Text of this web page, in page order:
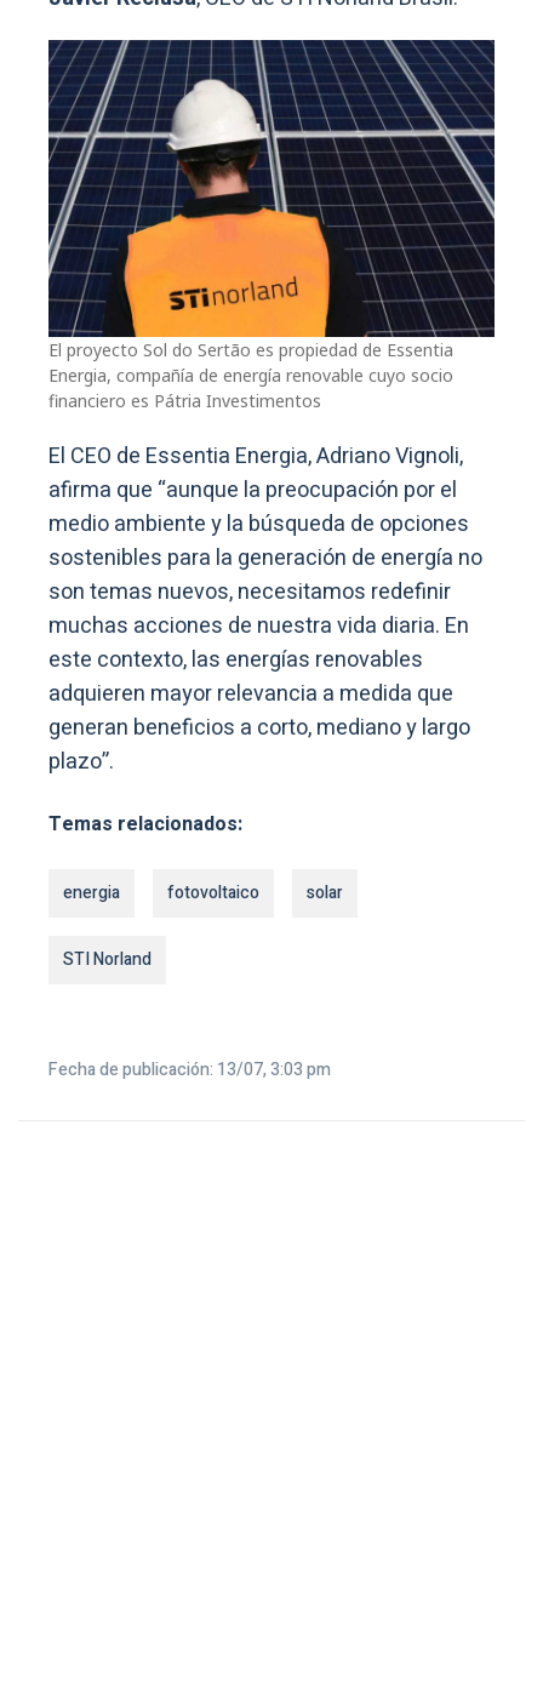
El proyecto Sol do Sertão es propiedad de Essentia
Energia, compañía de energía renovable cuyo socio
financiero es Pátria Investimentos
El CEO de Essentia Energia, Adriano Vignoli,
afirma que “aunque la preocupación por el
medio ambiente y la búsqueda de opciones
sostenibles para la generación de energía no
son temas nuevos, necesitamos redefinir
muchas acciones de nuestra vida diaria. En
este contexto, las energías renovables
adquieren mayor relevancia a medida que
generan beneficios a corto, mediano y largo
plazo”.
Temas relacionados:
energia fotovoltaico solar
STI Norland
Fecha de publicación: 13/07, 3:03 pm